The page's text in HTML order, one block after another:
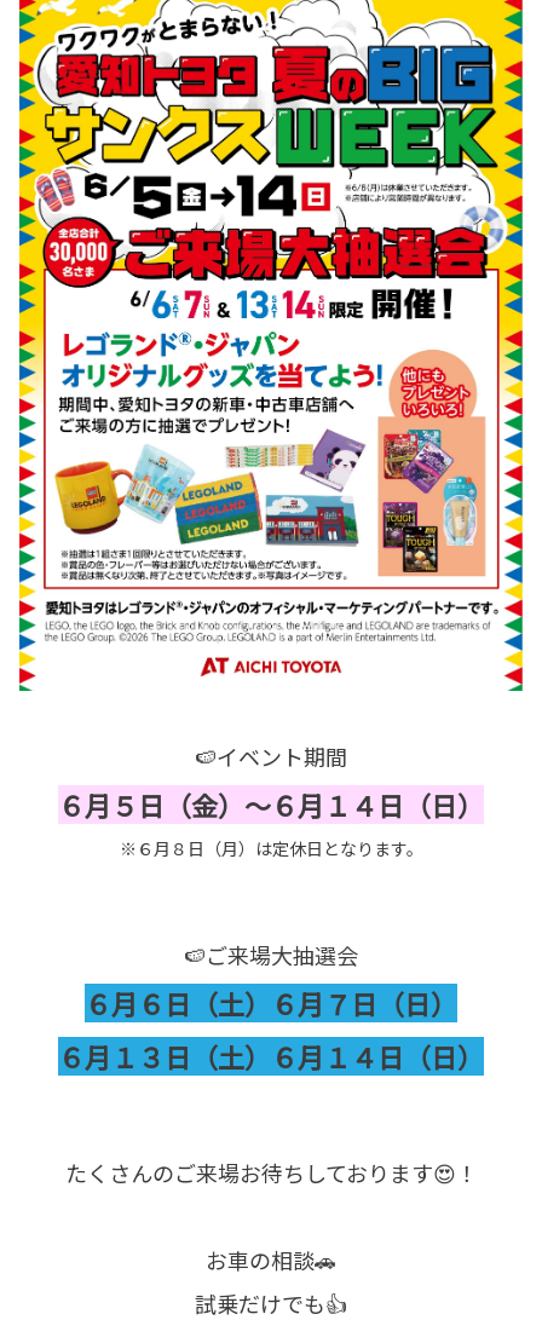
🍉イベント期間
６月５日（金）～６月１４日（日）
※６月８日（月）は定休日となります。
🍉ご来場大抽選会
６月６日（土）６月７日（日）
６月１３日（土）６月１４日（日）
たくさんのご来場お待ちしております😍！
お車の相談🚗
試乗だけでも👍